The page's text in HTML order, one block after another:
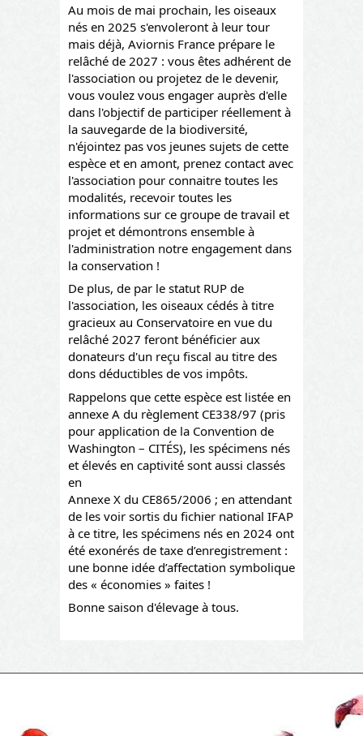
Au mois de mai prochain, les oiseaux
nés en 2025 s'envoleront à leur tour
mais déjà, Aviornis France prépare le
relâché de 2027 : vous êtes adhérent de
l'association ou projetez de le devenir,
vous voulez vous engager auprès d'elle
dans l'objectif de participer réellement à
la sauvegarde de la biodiversité,
n'éjointez pas vos jeunes sujets de cette
espèce et en amont, prenez contact avec
l'association pour connaitre toutes les
modalités, recevoir toutes les
informations sur ce groupe de travail et
projet et démontrons ensemble à
l'administration notre engagement dans
la conservation !
De plus, de par le statut RUP de
l'association, les oiseaux cédés à titre
gracieux au Conservatoire en vue du
relâché 2027 feront bénéficier aux
donateurs d'un reçu fiscal au titre des
dons déductibles de vos impôts.
Rappelons que cette espèce est listée en
annexe A du règlement CE338/97 (pris
pour application de la Convention de
Washington – CITÉS), les spécimens nés
et élevés en captivité sont aussi classés
en
Annexe X du CE865/2006 ; en attendant
de les voir sortis du fichier national IFAP
à ce titre, les spécimens nés en 2024 ont
été exonérés de taxe d’enregistrement :
une bonne idée d’affectation symbolique
des « économies » faites !
Bonne saison d'élevage à tous.